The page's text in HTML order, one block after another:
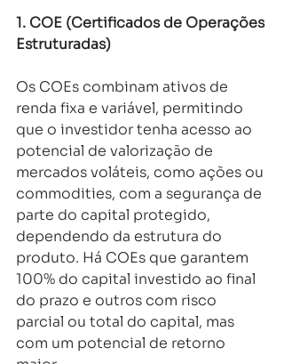
1. COE (Certificados de Operações
Estruturadas)
Os COEs combinam ativos de
renda fixa e variável, permitindo
que o investidor tenha acesso ao
potencial de valorização de
mercados voláteis, como ações ou
commodities, com a segurança de
parte do capital protegido,
dependendo da estrutura do
produto. Há COEs que garantem
100% do capital investido ao final
do prazo e outros com risco
parcial ou total do capital, mas
com um potencial de retorno